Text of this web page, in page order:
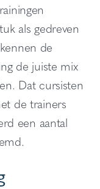
als gedreven
de
de juiste mix
Dat cursisten
de trainers
een aantal